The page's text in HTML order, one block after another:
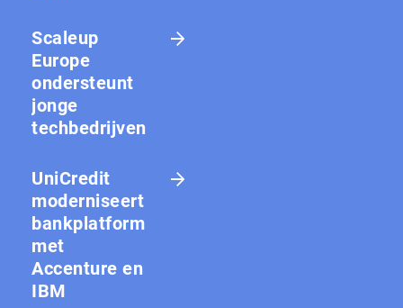
Scaleup
Europe
ondersteunt
jonge
techbedrijven
UniCredit
moderniseert
bankplatform
met
Accenture en
IBM